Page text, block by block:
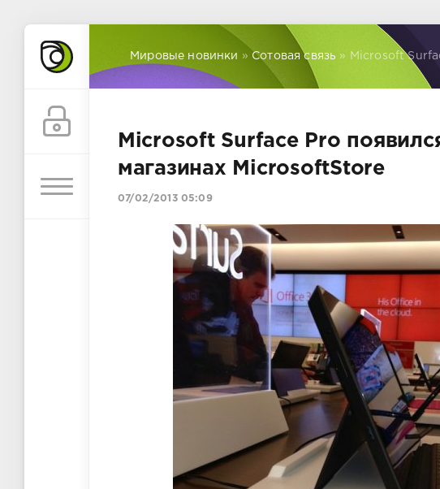
Мировые новинки » Сотовая связь » Microsoft
Microsoft Surface Pro
магазинах MicrosoftStore
07/02/2013 05:09